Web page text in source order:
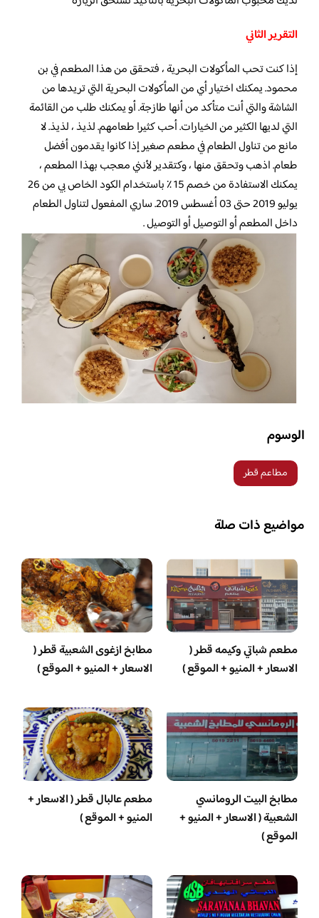
التقرير الثاني
إذا كنت تحب المأكولات البحرية ، فتحقق من هذا المطعم في بن
محمود. يمكنك اختيار أي من المأكولات البحرية التي تريدها من
الشاشة والتي أنت متأكد من أنها طازجة. أو يمكنك طلب من القائمة
التي لديها الكثير من الخيارات. أحب كثيرا طعامهم. لذيذ ، لذيذ. لا
مانع من تناول الطعام في مطعم صغير إذا كانوا يقدمون أفضل
طعام. اذهب وتحقق منها ، وكتقدير لأنني معجب بهذا المطعم ،
يمكنك الاستفادة من خصم 15 ٪ باستخدام الكود الخاص بي من 26
يوليو 2019 حتى 03 أغسطس 2019. ساري المفعول لتناول الطعام
داخل المطعم أو التوصيل أو التوصيل .
الوسوم
مطاعم قطر
مواضيع ذات صلة
مطعم شباتي وكيمه قطر (
الاسعار + المنيو + الموقع )
مطابخ ازغوى الشعبية قطر (
الاسعار + المنيو + الموقع )
مطابخ البيت الرومانسي
الشعبية ( الاسعار + المنيو +
الموقع )
مطعم عالبال قطر ( الاسعار +
المنيو + الموقع )